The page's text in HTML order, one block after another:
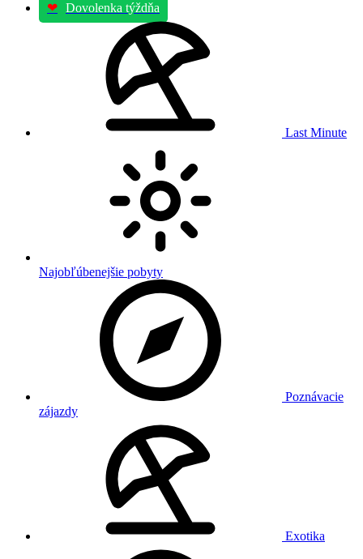
❤ Dovolenka týždňa
Last Minute
Najobľúbenejšie pobyty
Poznávacie
zájazdy
Exotika